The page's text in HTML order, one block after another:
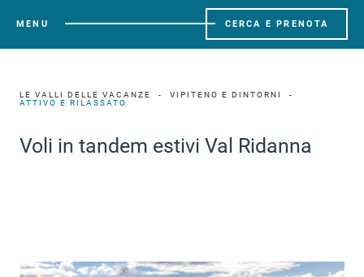
MENU CERCA E PRENOTA
LE VALLI DELLE VACANZE
VIPITENO E DINTORNI
ATTIVO E RILASSATO
Voli in tandem estivi Val Ridanna